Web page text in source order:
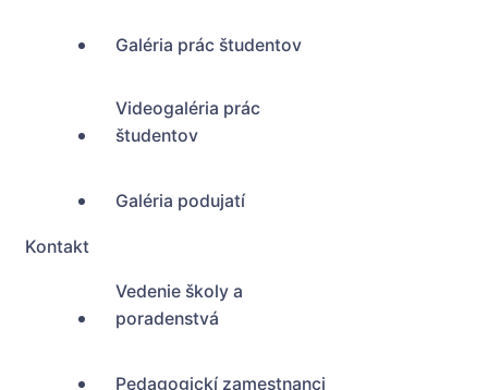
Galéria prác študentov
Videogaléria prác
študentov
Galéria podujatí
Kontakt
Vedenie školy a
poradenstvá
Pedagogickí zamestnanci